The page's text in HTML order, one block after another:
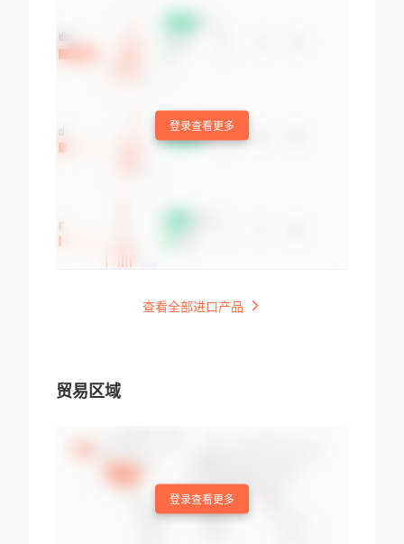
登录查看更多
查看全部进口产品
贸易区域
登录查看更多